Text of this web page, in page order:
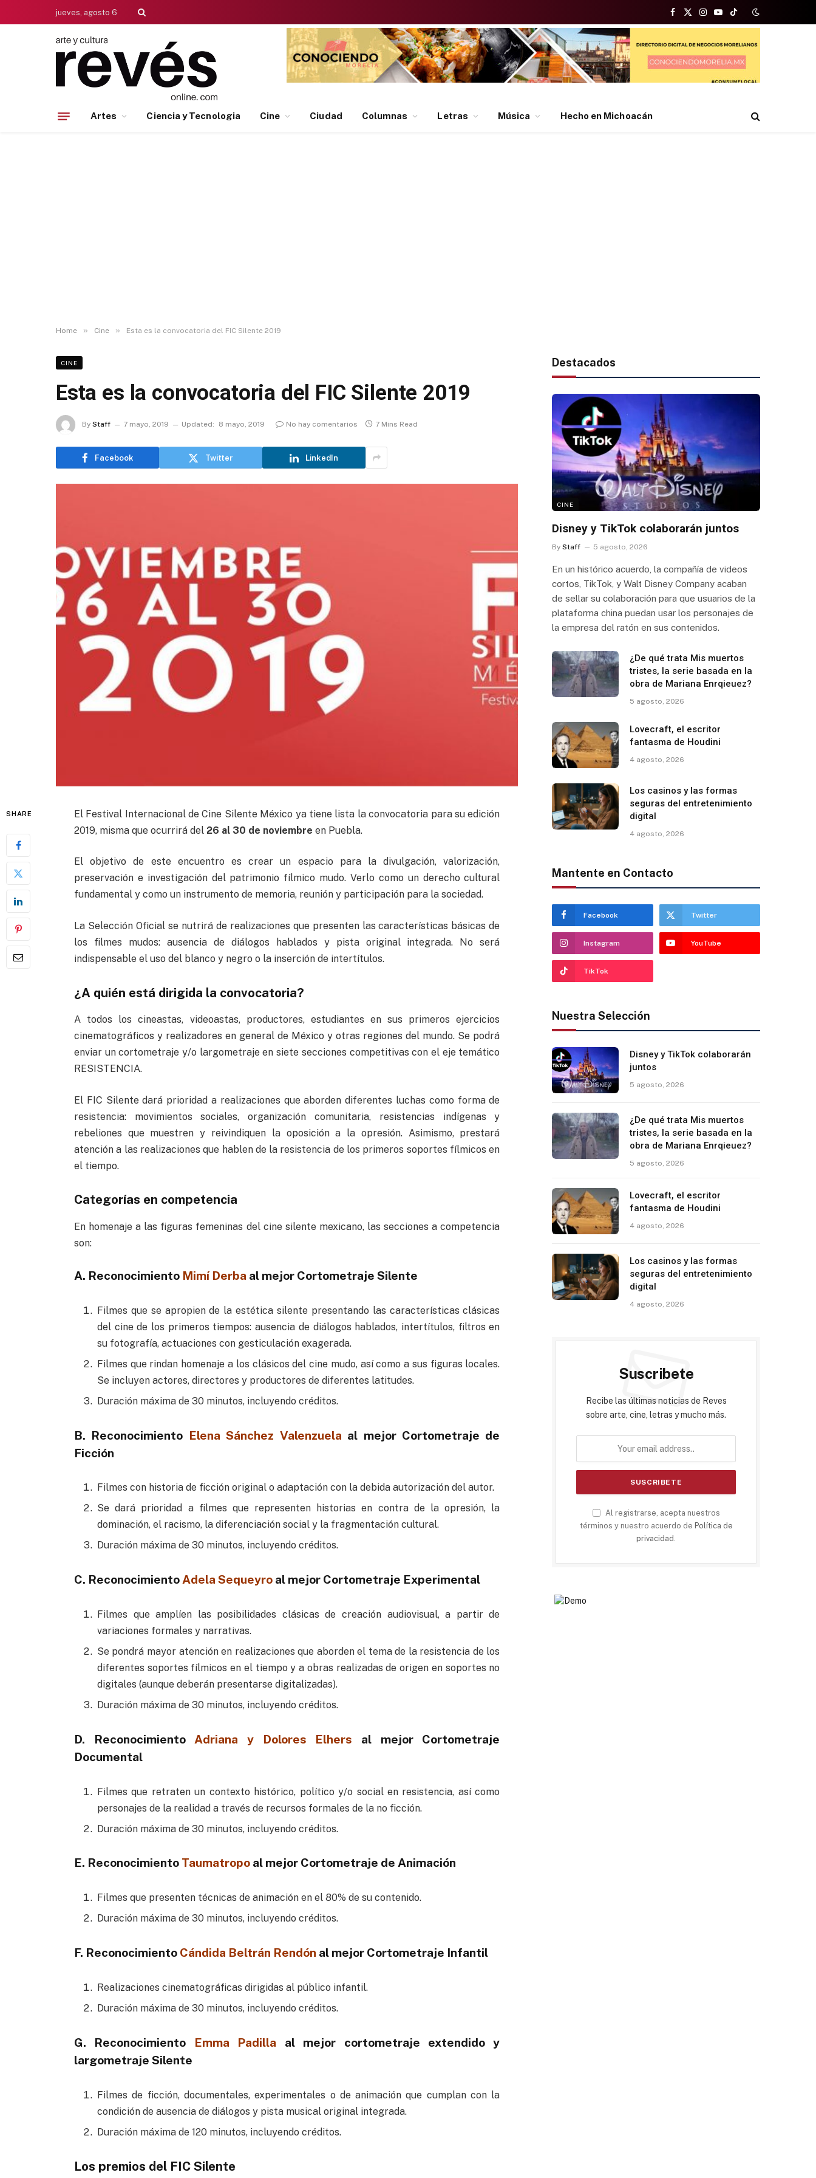
jueves, agosto 6
Facebook
X
(Twitter)
Instagram
YouTubeTikTok
Artes Ciencia y Tecnologia Cine Ciudad Columnas Letras Música Hecho en Michoacán
Home » Cine » Esta es la convocatoria del FIC Silente 2019
CINE
Esta es la convocatoria del FIC Silente 2019
By Staff 7 mayo, 2019 Updated: 8 mayo, 2019 No hay comentarios 7 Mins Read
Facebook Twitter LinkedIn
SHARE
El Festival Internacional de Cine Silente México ya tiene lista la convocatoria para su edición
2019, misma que ocurrirá del 26 al 30 de noviembre en Puebla.
El objetivo de este encuentro es crear un espacio para la divulgación, valorización,
preservación e investigación del patrimonio fílmico mudo. Verlo como un derecho cultural
fundamental y como un instrumento de memoria, reunión y participación para la sociedad.
La Selección Oficial se nutrirá de realizaciones que presenten las características básicas de
los filmes mudos: ausencia de diálogos hablados y pista original integrada. No será
indispensable el uso del blanco y negro o la inserción de intertítulos.
¿A quién está dirigida la convocatoria?
A todos los cineastas, videoastas, productores, estudiantes en sus primeros ejercicios
cinematográficos y realizadores en general de México y otras regiones del mundo. Se podrá
enviar un cortometraje y/o largometraje en siete secciones competitivas con el eje temático
RESISTENCIA.
El FIC Silente dará prioridad a realizaciones que aborden diferentes luchas como forma de
resistencia: movimientos sociales, organización comunitaria, resistencias indígenas y
rebeliones que muestren y reivindiquen la oposición a la opresión. Asimismo, prestará
atención a las realizaciones que hablen de la resistencia de los primeros soportes fílmicos en
el tiempo.
Categorías en competencia
En homenaje a las figuras femeninas del cine silente mexicano, las secciones a competencia
son:
A. Reconocimiento Mimí Derba al mejor Cortometraje Silente
Filmes que se apropien de la estética silente presentando las características clásicas
del cine de los primeros tiempos: ausencia de diálogos hablados, intertítulos, filtros en
su fotografía, actuaciones con gesticulación exagerada.
Filmes que rindan homenaje a los clásicos del cine mudo, así como a sus figuras locales.
Se incluyen actores, directores y productores de diferentes latitudes.
Duración máxima de 30 minutos, incluyendo créditos.
B. Reconocimiento Elena Sánchez Valenzuela al mejor Cortometraje de
Ficción
Filmes con historia de ficción original o adaptación con la debida autorización del autor.
Se dará prioridad a filmes que representen historias en contra de la opresión, la
dominación, el racismo, la diferenciación social y la fragmentación cultural.
Duración máxima de 30 minutos, incluyendo créditos.
C. Reconocimiento Adela Sequeyroal mejor Cortometraje Experimental
Filmes que amplíen las posibilidades clásicas de creación audiovisual, a partir de
variaciones formales y narrativas.
Se pondrá mayor atención en realizaciones que aborden el tema de la resistencia de los
diferentes soportes fílmicos en el tiempo y a obras realizadas de origen en soportes no
digitales (aunque deberán presentarse digitalizadas).
Duración máxima de 30 minutos, incluyendo créditos.
D. Reconocimiento Adriana y Dolores Elhers al mejor Cortometraje
Documental
Filmes que retraten un contexto histórico, político y/o social en resistencia, así como
personajes de la realidad a través de recursos formales de la no ficción.
Duración máxima de 30 minutos, incluyendo créditos.
E. Reconocimiento Taumatropoal mejor Cortometraje de Animación
Filmes que presenten técnicas de animación en el 80% de su contenido.
Duración máxima de 30 minutos, incluyendo créditos.
F. Reconocimiento Cándida Beltrán Rendón al mejor Cortometraje Infantil
Realizaciones cinematográficas dirigidas al público infantil.
Duración máxima de 30 minutos, incluyendo créditos.
G. Reconocimiento Emma Padilla al mejor cortometraje extendido y
largometraje Silente
Filmes de ficción, documentales, experimentales o de animación que cumplan con la
condición de ausencia de diálogos y pista musical original integrada.
Duración máxima de 120 minutos, incluyendo créditos.
Los premios del FIC Silente
Destacados
CINE
Disney y TikTok colaborarán juntos
By Staff 5 agosto, 2026
En un histórico acuerdo, la compañía de videos
cortos, TikTok, y Walt Disney Company acaban
de sellar su colaboración para que usuarios de la
plataforma china puedan usar los personajes de
la empresa del ratón en sus contenidos.
¿De qué trata Mis muertos
tristes, la serie basada en la
obra de Mariana Enrqieuez?
5 agosto, 2026
Lovecraft, el escritor
fantasma de Houdini
4 agosto, 2026
Los casinos y las formas
seguras del entretenimiento
digital
4 agosto, 2026
Mantente en Contacto
Facebook Twitter
Instagram YouTube
TikTok
Nuestra Selección
Disney y TikTok colaborarán
juntos
5 agosto, 2026
¿De qué trata Mis muertos
tristes, la serie basada en la
obra de Mariana Enrqieuez?
5 agosto, 2026
Lovecraft, el escritor
fantasma de Houdini
4 agosto, 2026
Los casinos y las formas
seguras del entretenimiento
digital
4 agosto, 2026
Suscribete
Recibe las últimas noticias de Reves
sobre arte, cine, letras y mucho más.
Al registrarse, acepta nuestros
términos y nuestro acuerdo de Política de
privacidad